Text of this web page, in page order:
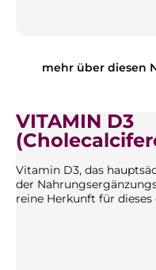
mehr über diesen
VITAMIN D3
Vitamin D3, das
der
reine Herkunft für